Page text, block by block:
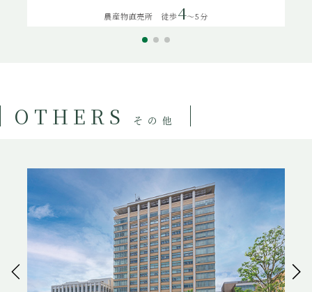
農産物直売所 徒歩4～5分
OTHERS その他